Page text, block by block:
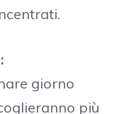
giorno
più